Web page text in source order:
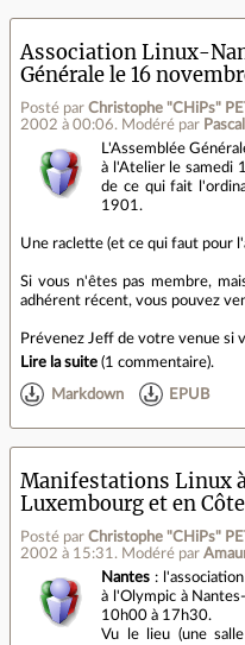
Association Linux-
Générale le 16
Posté par Christophe "CHiPs"
2002 à 00:06. Modéré par
L'Assemblée
à l'Atelier le samedi
de ce qui fait
1901.
Une raclette (et ce qui faut pour
Si vous n'êtes pas membre,
adhérent récent, vous pouvez
Prévenez Jeff de votre venue si
Lire la suite (1 commentaire).
Markdown EPUB
Manifestations Linux
Luxembourg et en
Posté par Christophe "CHiPs"
2002 à 15:31 . Modéré par
Nantes :
à l'Olympic à
10h00 à 17h30.
Vu le lieu (une